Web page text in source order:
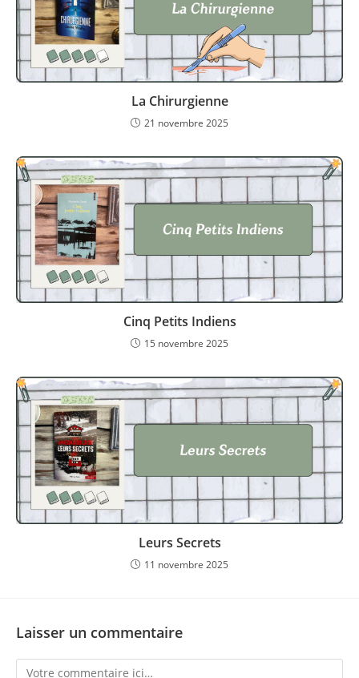
La Chirurgienne
21 novembre 2025
Cinq Petits Indiens
15 novembre 2025
Leurs Secrets
11 novembre 2025
Laisser un commentaire